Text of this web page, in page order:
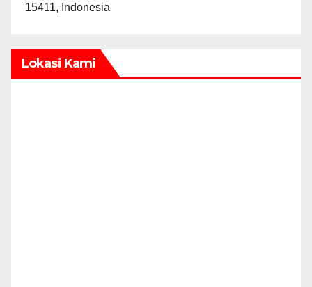
15411, Indonesia
Lokasi Kami